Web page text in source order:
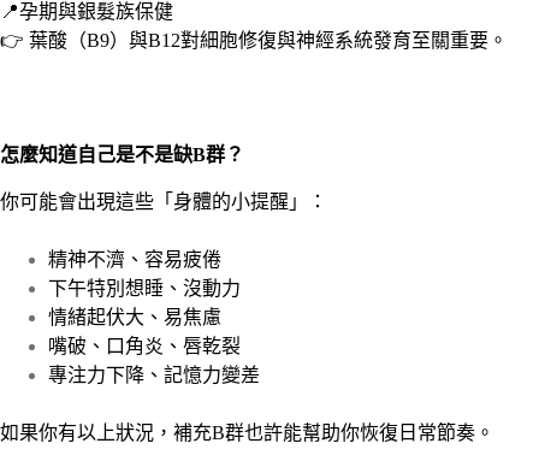
📍孕期與銀髮族保健
👉 葉酸（B9）與B12對細胞修復與神經系統發育至關重要。
怎麼知道自己是不是缺B群？
你可能會出現這些「身體的小提醒」：
精神不濟、容易疲倦
下午特別想睡、沒動力
情緒起伏大、易焦慮
嘴破、口角炎、唇乾裂
專注力下降、記憶力變差
如果你有以上狀況，補充B群也許能幫助你恢復日常節奏。